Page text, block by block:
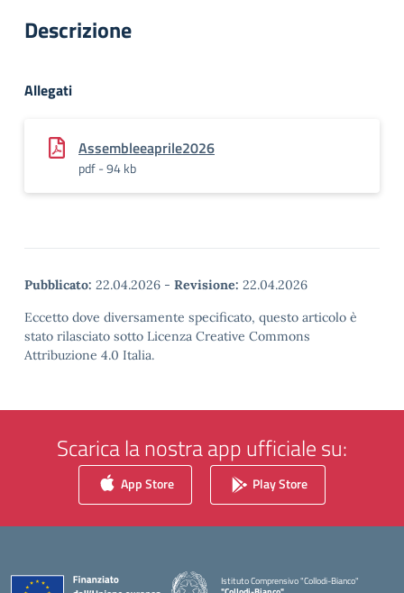
Descrizione
Allegati
Assembleeaprile2026
pdf - 94 kb
Pubblicato: 22.04.2026 - Revisione: 22.04.2026
Eccetto dove diversamente specificato, questo articolo è
stato rilasciato sotto Licenza Creative Commons
Attribuzione 4.0 Italia.
Scarica la nostra app ufficiale su:
App Store Play Store
Istituto Comprensivo "Collodi-Bianco"